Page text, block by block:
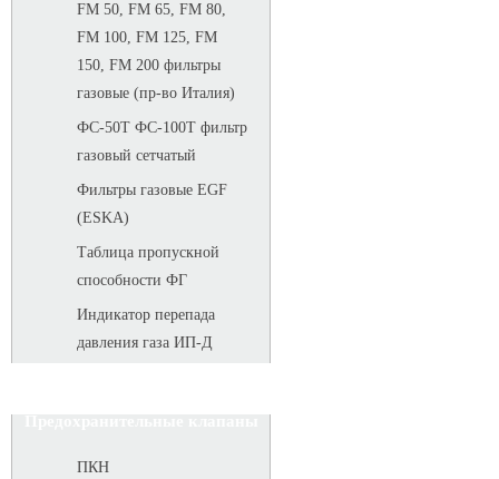
FM 50, FM 65, FM 80,
FM 100, FM 125, FM
150, FM 200 фильтры
газовые (пр-во Италия)
ФС-50Т ФС-100Т фильтр
газовый сетчатый
Фильтры газовые EGF
(ESKA)
Таблица пропускной
способности ФГ
Индикатор перепада
давления газа ИП-Д
ПКН